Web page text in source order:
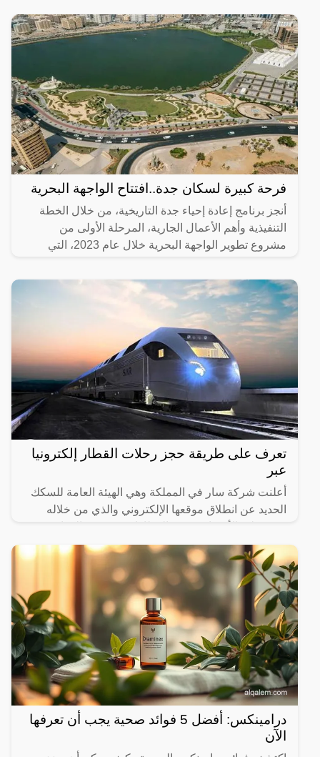
فرحة كبيرة لسكان جدة..افتتاح الواجهة البحرية
أنجز برنامج إعادة إحياء جدة التاريخية، من خلال الخطة
التنفيذية وأهم الأعمال الجارية، المرحلة الأولى من
مشروع تطوير الواجهة البحرية خلال عام 2023، التي
تعرف على طريقة حجز رحلات القطار إلكترونيا
عبر
أعلنت شركة سار في المملكة وهي الهيئة العامة للسكك
الحديد عن انطلاق موقعها الإلكتروني والذي من خلاله
المختلفة لها،
درامينكس: أفضل 5 فوائد صحية يجب أن تعرفها
الآن